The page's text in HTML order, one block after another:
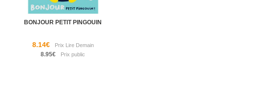
BONJOUR PETIT PINGOUIN
8.14€
8.95€